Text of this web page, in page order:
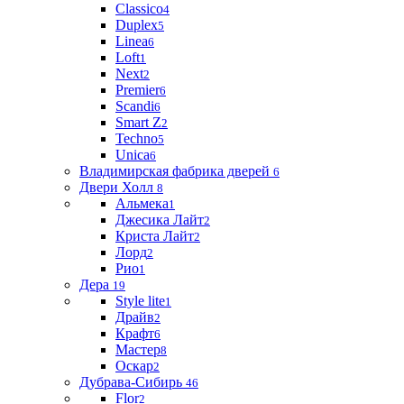
Classico4
Duplex5
Linea6
Loft1
Next2
Premier6
Scandi6
Smart Z2
Techno5
Unica6
Владимирская фабрика дверей 6
Двери Холл 8
Альмека1
Джесика Лайт2
Криста Лайт2
Лорд2
Рио1
Дера 19
Style lite1
Драйв2
Крафт6
Мастер8
Оскар2
Дубрава-Сибирь 46
Flor2